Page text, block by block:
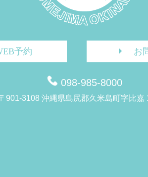
予約 お
098-985-8000
901-3108 沖縄県島尻郡久米島町字比嘉